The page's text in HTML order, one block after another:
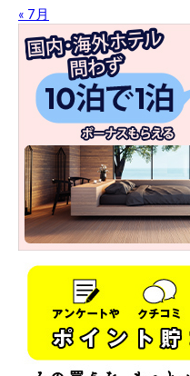
« 7月